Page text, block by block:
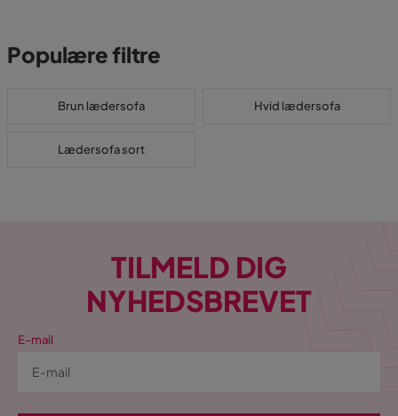
Populære filtre
Brun lædersofa Hvid lædersofa
Lædersofa sort
TILMELD DIG
NYHEDSBREVET
E-mail